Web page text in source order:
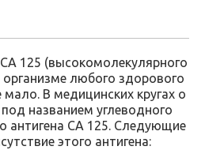
125 (высокомолекулярного
организме любого здорового
мало. В медицинских кругах о
названием углеводного
антигена СА 125. Следующие
этого антигена: